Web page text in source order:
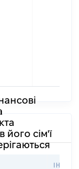
його сім'ї